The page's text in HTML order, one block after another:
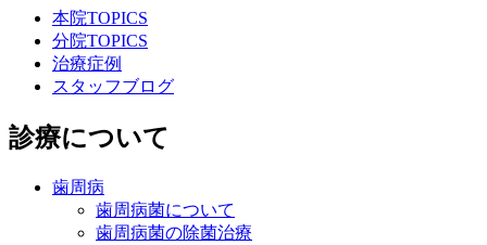
本院TOPICS
分院TOPICS
治療症例
スタッフブログ
診療について
歯周病
歯周病菌について
歯周病菌の除菌治療